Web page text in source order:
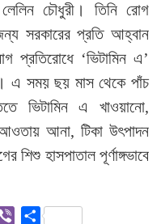
চৌধুরী। তিনি রোগ
সরকারের প্রতি আহ্বান
প্রতিরোধে ‘ভিটামিন এ’
এ সময় ছয় মাস থেকে পাঁচ
ভিটামিন এ খাওয়ানো,
আওতায় আনা, টিকা উৎপাদন
শিশু হাসপাতাল পূর্ণাঙ্গভাবে
ViberShare